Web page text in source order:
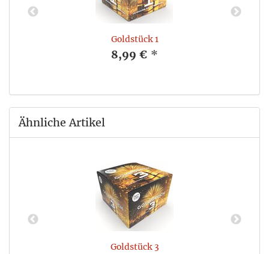
Goldstück 1
8,99 € *
Ähnliche Artikel
Goldstück 3